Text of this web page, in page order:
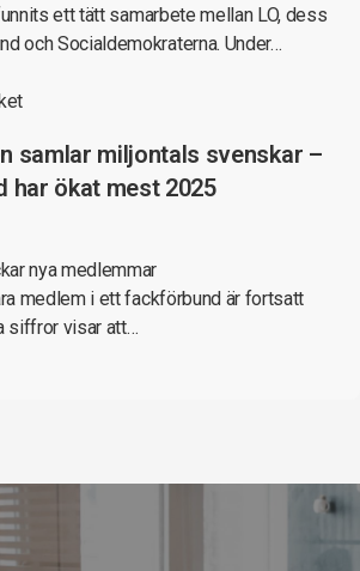
ett tätt samarbete mellan LO, dess
och Socialdemokraterna. Under…
samlar miljontals svenskar –
har ökat mest 2025
nya medlemmar
medlem i ett fackförbund är fortsatt
siffror visar att…